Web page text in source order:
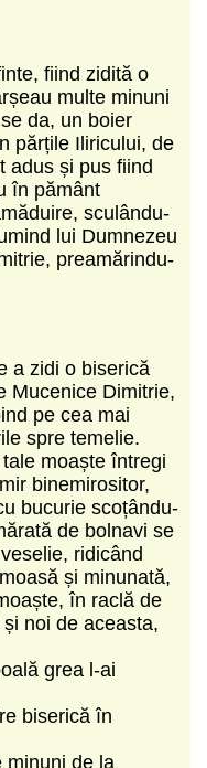
fiind zidită o
multe minuni
da, un boier
părțile Iliricului, de
adus și pus fiind
în pământ
sculându-
lui Dumnezeu
preamărindu-
a zidi o biserică
Mucenice Dimitrie,
pe cea mai
spre temelie.
moaște întregi
binemirositor,
bucurie scoțându-
de bolnavi se
ridicând
și minunată,
în raclă de
noi de aceasta,
grea l-ai
biserică în
minuni de la